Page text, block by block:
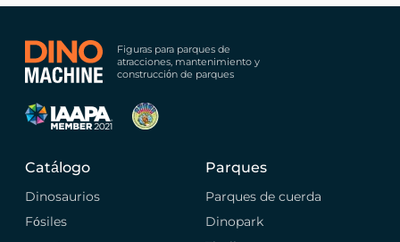
Figuras para parques de
atracciones, mantenimiento y
construcción de parques
Catálogo
Dinosaurios
Fósiles
Parques
Parques de cuerda
Dinopark